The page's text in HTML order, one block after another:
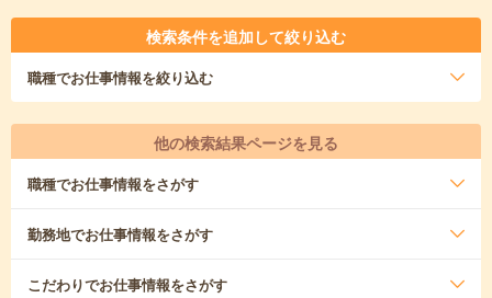
検索条件を追加して絞り込む
職種でお仕事情報を絞り込む
他の検索結果ページを見る
職種でお仕事情報をさがす
勤務地でお仕事情報をさがす
こだわりでお仕事情報をさがす